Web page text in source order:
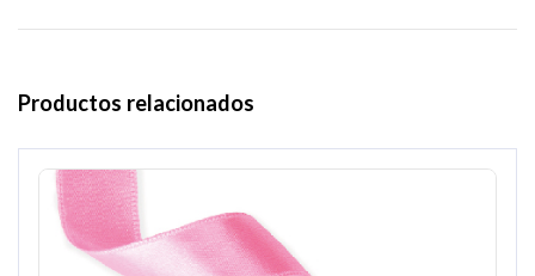
Productos relacionados